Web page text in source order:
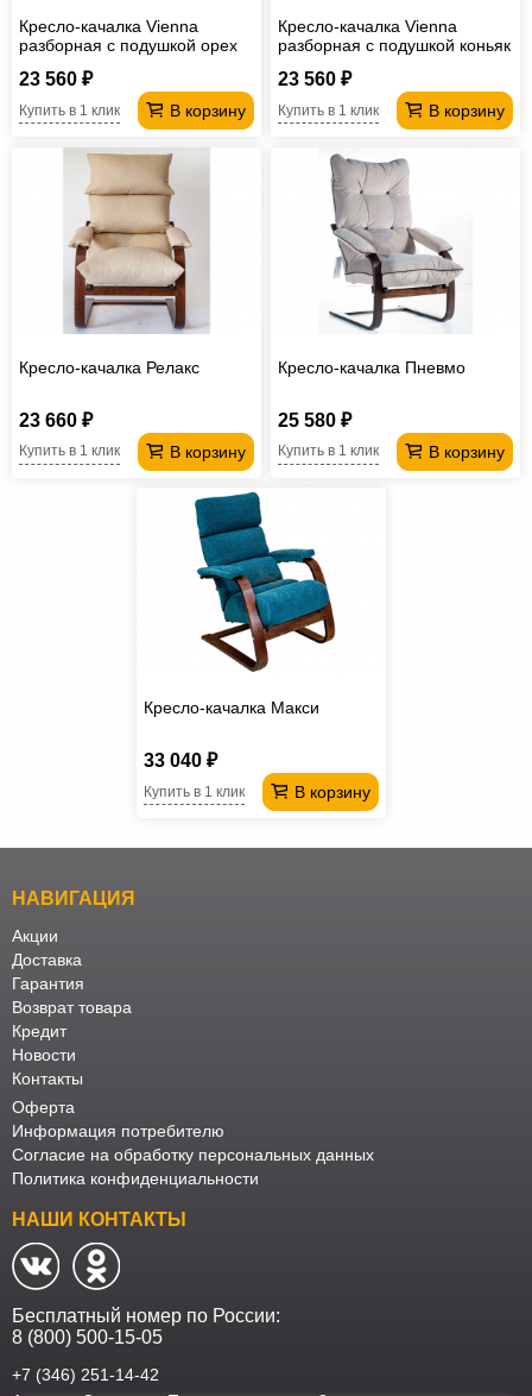
Кресло-качалка Vienna
разборная с подушкой орех
23 560 ₽
В корзину
Купить в 1 клик
Кресло-качалка Vienna
разборная с подушкой коньяк
23 560 ₽
В корзину
Купить в 1 клик
Кресло-качалка Релакс
23 660 ₽
В корзину
Купить в 1 клик
Кресло-качалка Пневмо
25 580 ₽
В корзину
Купить в 1 клик
Кресло-качалка Макси
33 040 ₽
В корзину
Купить в 1 клик
НАВИГАЦИЯ
Акции
Доставка
Гарантия
Возврат товара
Кредит
Новости
Контакты
Оферта
Информация потребителю
Согласие на обработку персональных данных
Политика конфиденциальности
НАШИ КОНТАКТЫ
Бесплатный номер по России:
8 (800) 500-15-05
+7 (346) 251-14-42